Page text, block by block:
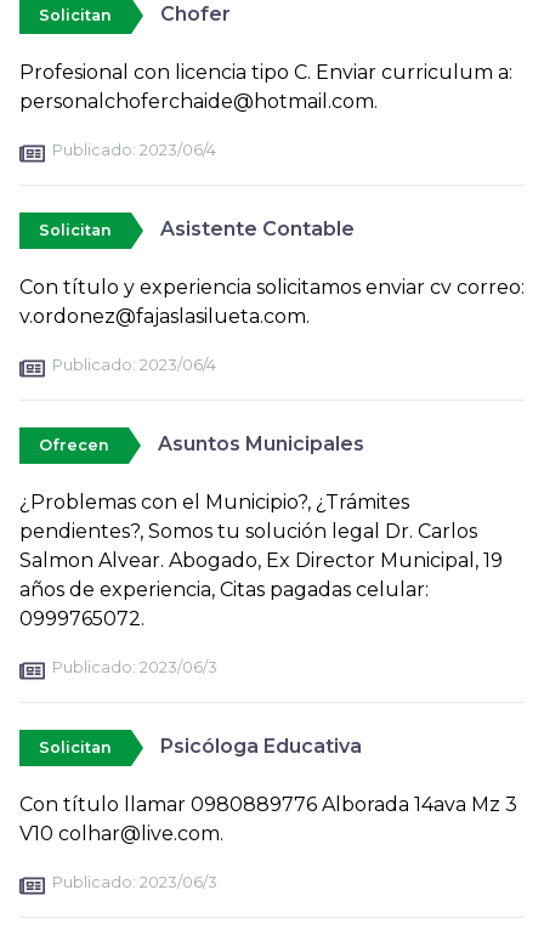
Solicitan Chofer
Profesional con licencia tipo C. Enviar curriculum a:
personalchoferchaide@hotmail.com.
Publicado: 2023/06/4
Solicitan Asistente Contable
Con título y experiencia solicitamos enviar cv correo:
v.ordonez@fajaslasilueta.com.
Publicado: 2023/06/4
Ofrecen Asuntos Municipales
¿Problemas con el Municipio?, ¿Trámites
pendientes?, Somos tu solución legal Dr. Carlos
Salmon Alvear. Abogado, Ex Director Municipal, 19
años de experiencia, Citas pagadas celular:
0999765072.
Publicado: 2023/06/3
Solicitan Psicóloga Educativa
Con título llamar 0980889776 Alborada 14ava Mz 3
V10 colhar@live.com.
Publicado: 2023/06/3